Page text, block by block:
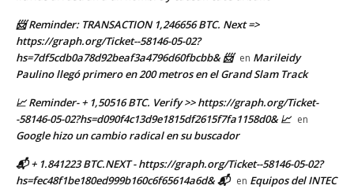
📨 Reminder: TRANSACTION 1,246656 BTC. Next =>
https://graph.org/Ticket--58146-05-02?
hs=7df5cdb0a78d92beaf3a4796d60fbcbb& 📨 en Marileidy
Paulino llegó primero en 200 metros en el Grand Slam Track
📈 Reminder- + 1,50516 BTC. Verify >> https://graph.org/Ticket-
-58146-05-02?hs=d090f4c13d9e1815df2615f7fa1158d0& 📈 en
Google hizo un cambio radical en su buscador
📬 + 1.841223 BTC.NEXT - https://graph.org/Ticket--58146-05-02?
hs=fec48f1be180ed999b160c6f65614a6d& 📬 en Equipos del INTEC